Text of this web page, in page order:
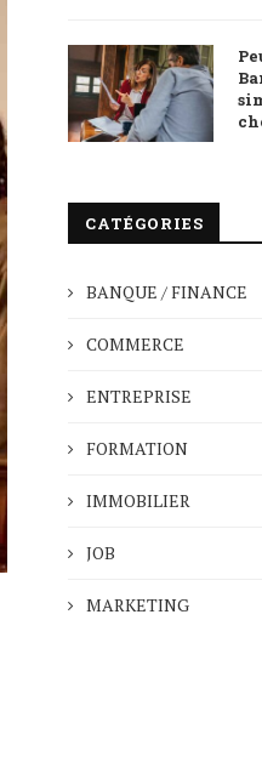
CATÉGORIES
BANQUE / FINANCE
COMMERCE
ENTREPRISE
FORMATION
IMMOBILIER
JOB
MARKETING